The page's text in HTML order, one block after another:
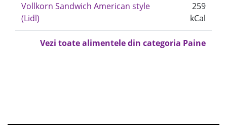
Vollkorn Sandwich American style
(Lidl)
259
kCal
Vezi toate alimentele din categoria Paine